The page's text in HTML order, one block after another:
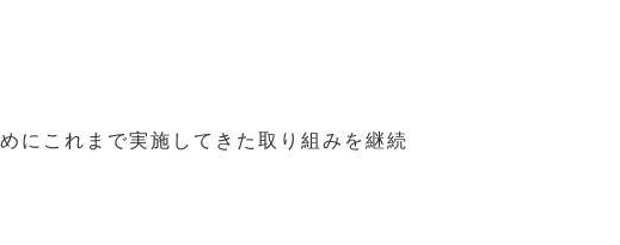
にこれまで実施してきた取り組みを継続